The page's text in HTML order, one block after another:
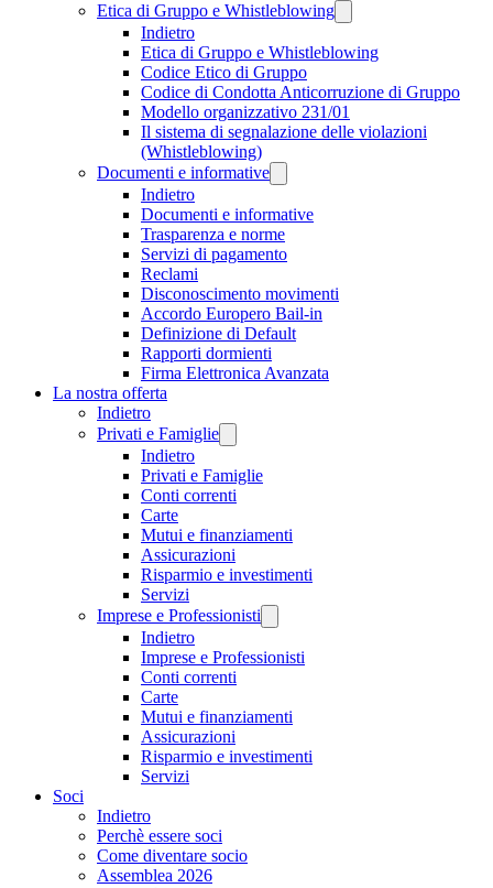
Etica di Gruppo e Whistleblowing
Indietro
Etica di Gruppo e Whistleblowing
Codice Etico di Gruppo
Codice di Condotta Anticorruzione di Gruppo
Modello organizzativo 231/01
Il sistema di segnalazione delle violazioni
(Whistleblowing)
Documenti e informative
Indietro
Documenti e informative
Trasparenza e norme
Servizi di pagamento
Reclami
Disconoscimento movimenti
Accordo Europero Bail-in
Definizione di Default
Rapporti dormienti
Firma Elettronica Avanzata
La nostra offerta
Indietro
Privati e Famiglie
Indietro
Privati e Famiglie
Conti correnti
Carte
Mutui e finanziamenti
Assicurazioni
Risparmio e investimenti
Servizi
Imprese e Professionisti
Indietro
Imprese e Professionisti
Conti correnti
Carte
Mutui e finanziamenti
Assicurazioni
Risparmio e investimenti
Servizi
Soci
Indietro
Perchè essere soci
Come diventare socio
Assemblea 2026